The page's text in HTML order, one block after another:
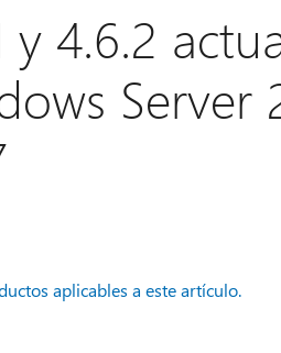
y 4.6.2
Server
aplicables a este artículo.